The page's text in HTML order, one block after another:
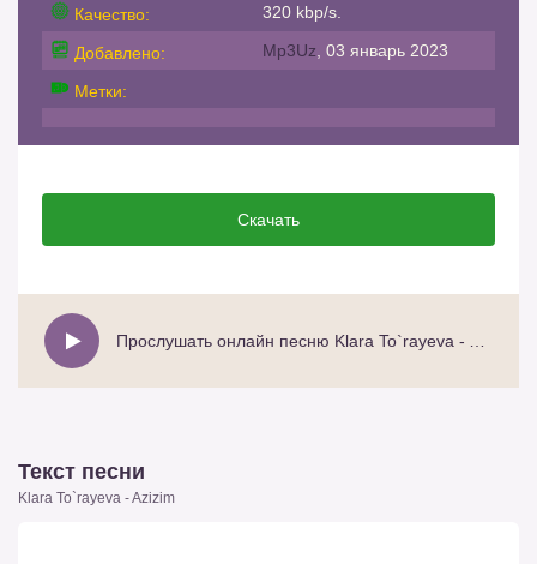
Качество: 320 kbp/s.
Добавлено: Mp3Uz , 03 январь 2023
Метки:
Скачать
Текст песни
Klara To`rayeva - Azizim